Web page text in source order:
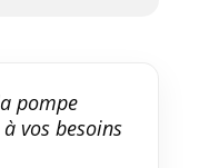
sol. Le
pompe
vos besoins